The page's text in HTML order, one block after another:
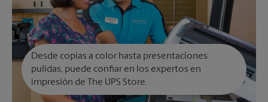
Desde copias a color hasta presentaciones
pulidas, puede confiar en los expertos en
impresión de The UPS Store.